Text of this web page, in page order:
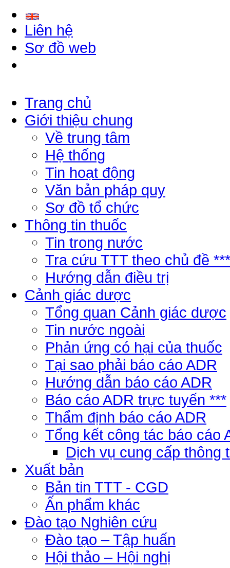
Liên hệ
Sơ đồ web
Trang chủ
Giới thiệu chung
Về trung tâm
Hệ thống
Tin hoạt động
Văn bản pháp quy
Sơ đồ tổ chức
Thông tin thuốc
Tin trong nước
Tra cứu TTT theo chủ đề ***
Hướng dẫn điều trị
Cảnh giác dược
Tổng quan Cảnh giác dược
Tin nước ngoài
Phản ứng có hại của thuốc
Tại sao phải báo cáo ADR
Hướng dẫn báo cáo ADR
Báo cáo ADR trực tuyến ***
Thẩm định báo cáo ADR
Tổng kết công tác báo cáo
Dịch vụ cung cấp thông
Xuất bản
Bản tin TTT - CGD
Ấn phẩm khác
Đào tạo Nghiên cứu
Đào tạo – Tập huấn
Hội thảo – Hội nghị